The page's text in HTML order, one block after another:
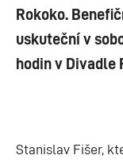
Rokoko.
uskuteční v
hodin v Divadle
Stanislav Fišer,